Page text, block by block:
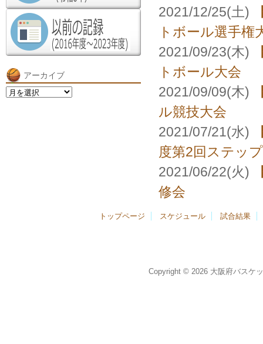
2021/12/25(土)
トボール選手権
2021/09/23(木)
トボール大会
2021/09/09(木)
ル競技大会
2021/07/21(水)
度第2回ステッ
2021/06/22(火)
修会
アーカイブ
ア
トップページ スケジュール 試合結果
Copyright © 2026 大阪府バスケ